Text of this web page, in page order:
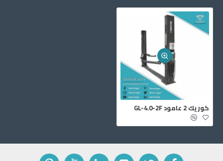
كوريك 2 عامود GL-4.0-2F